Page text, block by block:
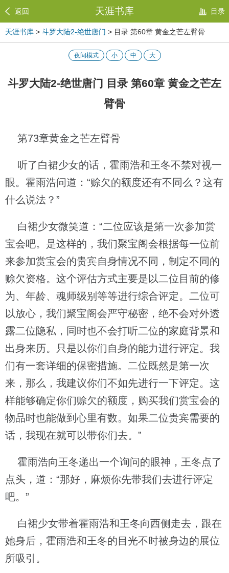
返回 天涯书库 目录
天涯书库 > 斗罗大陆2-绝世唐门 > 目录 第60章 黄金之芒左臂骨
夜间模式 小 中 大
斗罗大陆2-绝世唐门 目录 第60章 黄金之芒左
臂骨
第73章黄金之芒左臂骨
听了白裙少女的话，霍雨浩和王冬不禁对视一
眼。霍雨浩问道：“赊欠的额度还有不同么？这有
什么说法？”
白裙少女微笑道：“二位应该是第一次参加赏
宝会吧。是这样的，我们聚宝阁会根据每一位前
来参加赏宝会的贵宾自身情况不同，制定不同的
赊欠资格。这个评估方式主要是以二位目前的修
为、年龄、魂师级别等等进行综合评定。二位可
以放心，我们聚宝阁会严守秘密，绝不会对外透
露二位隐私，同时也不会打听二位的家庭背景和
出身来历。只是以你们自身的能力进行评定。我
们有一套详细的保密措施。二位既然是第一次
来，那么，我建议你们不如先进行一下评定。这
样能够确定你们赊欠的额度，购买我们赏宝会的
物品时也能做到心里有数。如果二位贵宾需要的
话，我现在就可以带你们去。”
霍雨浩向王冬递出一个询问的眼神，王冬点了
点头，道：“那好，麻烦你先带我们去进行评定
吧。”
白裙少女带着霍雨浩和王冬向西侧走去，跟在
她身后，霍雨浩和王冬的目光不时被身边的展位
所吸引。